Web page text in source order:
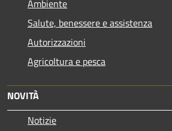
Ambiente
Salute, benessere e assistenza
Autorizzazioni
Agricoltura e pesca
NOVITÀ
Notizie